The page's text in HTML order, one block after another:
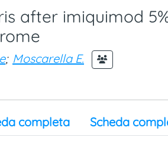
after imiquimod
; Moscarella E.
completa Scheda